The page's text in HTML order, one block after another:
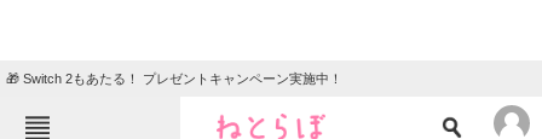
🎁 Switch 2もあたる！ プレゼントキャンペーン実施中！